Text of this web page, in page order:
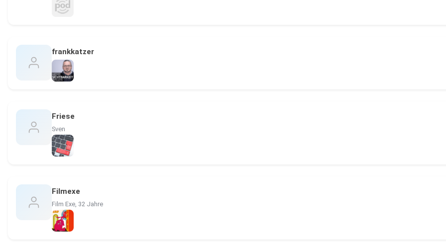
frankkatzer
Friese
Sven
Filmexe
Film Exe, 32 Jahre